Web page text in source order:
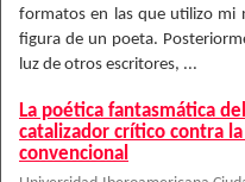
formatos en las que utilizo mi
figura de un poeta.
luz de otros escritores, ...
La poética fantasmática
catalizador crítico contra
convencional